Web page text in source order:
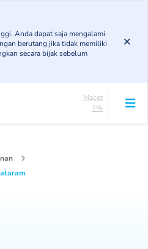
Anda dapat saja mengalami
berutang jika tidak memiliki
secara bijak sebelum
5.78%
KL
4.96%
Macet
1%